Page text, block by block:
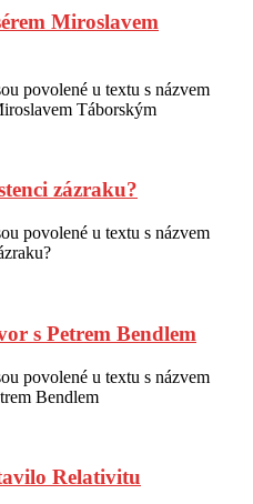
Miroslavem
povolené u textu s názvem
Táborským
zázraku?
povolené u textu s názvem
s Petrem Bendlem
povolené u textu s názvem
Bendlem
Relativitu